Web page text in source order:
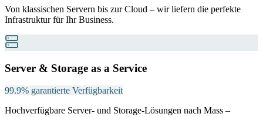
Von klassischen Servern bis zur Cloud – wir liefern die perfekte
Infrastruktur für Ihr Business.
Server & Storage as a Service
99.9% garantierte Verfügbarkeit
Hochverfügbare Server- und Storage-Lösungen nach Mass –